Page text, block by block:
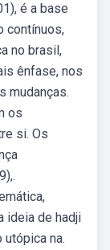
é a base
contínuos,
no brasil,
ênfase, nos
mudanças.
os
si. Os
ideia de hadji
na.